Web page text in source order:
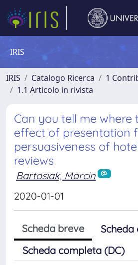
IRIS
IRIS Catalogo Ricerca
1
1.1 Articolo in rivista
Can you tell me where
effect of presentation
persuasiveness of
reviews
Bartosiak, Marcin
2020-01-01
Scheda breve
Scheda completa (DC)